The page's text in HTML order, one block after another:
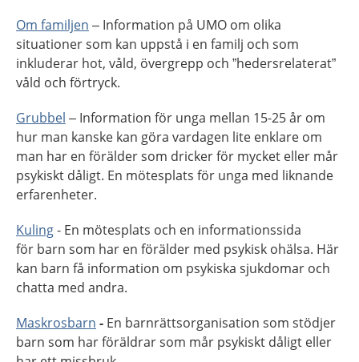
Om familjen – Information på UMO om olika
situationer som kan uppstå i en familj och som
inkluderar hot, våld, övergrepp och ”hedersrelaterat”
våld och förtryck.
Grubbel – Information för unga mellan 15-25 år om
hur man kanske kan göra vardagen lite enklare om
man har en förälder som dricker för mycket eller mår
psykiskt dåligt. En mötesplats för unga med liknande
erfarenheter.
Kuling- En mötesplats och en informationssida
för barn som har en förälder med psykisk ohälsa. Här
kan barn få information om psykiska sjukdomar och
chatta med andra.
Maskrosbarn - En barnrättsorganisation som stödjer
barn som har föräldrar som mår psykiskt dåligt eller